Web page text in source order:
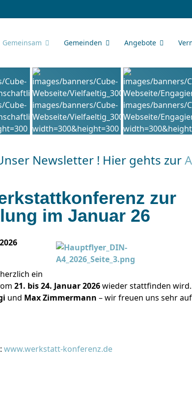
Gemeinsam Gemeinden Angebote
Newsletter ! Hier gehts zur
zur
im Januar 26
ein
21. bis 24. Januar 2026wieder stattfinden
und Max Zimmermann – wir freuen uns sehr auf
www.werkstatt-konferenz.de